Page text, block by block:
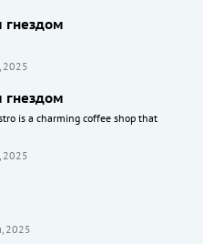
гнездом
2025
гнездом
is a charming coffee shop that
2025
2025